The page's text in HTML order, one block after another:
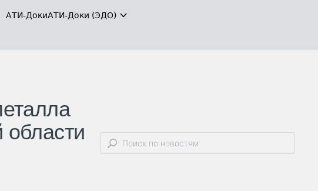
АТИ-ДокиАТИ-Доки (ЭДО)
области